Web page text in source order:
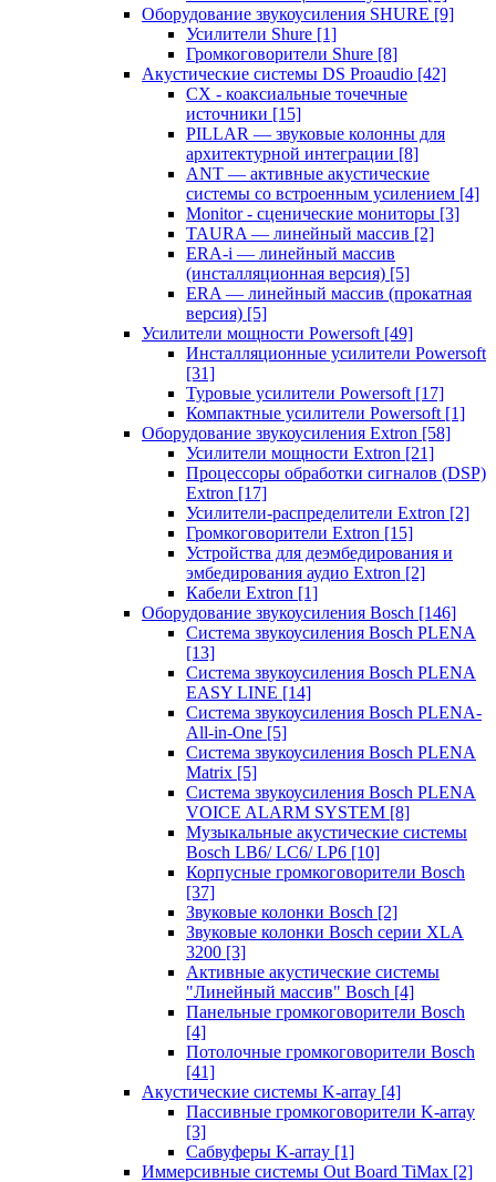
Оборудование звукоусиления SHURE [9]
Усилители Shure [1]
Громкоговорители Shure [8]
Акустические системы DS Proaudio [42]
CX - коаксиальные точечные
источники [15]
PILLAR — звуковые колонны для
архитектурной интеграции [8]
ANT — активные акустические
системы со встроенным усилением [4]
Monitor - сценические мониторы [3]
TAURA — линейный массив [2]
ERA-i — линейный массив
(инсталляционная версия) [5]
ERA — линейный массив (прокатная
версия) [5]
Усилители мощности Powersoft [49]
Инсталляционные усилители Powersoft
[31]
Туровые усилители Powersoft [17]
Компактные усилители Powersoft [1]
Оборудование звукоусиления Extron [58]
Усилители мощности Extron [21]
Процессоры обработки сигналов (DSP)
Extron [17]
Усилители-распределители Extron [2]
Громкоговорители Extron [15]
Устройства для деэмбедирования и
эмбедирования аудио Extron [2]
Кабели Extron [1]
Оборудование звукоусиления Bosch [146]
Система звукоусиления Bosch PLENA
[13]
Система звукоусиления Bosch PLENA
EASY LINE [14]
Система звукоусиления Bosch PLENA-
All-in-One [5]
Система звукоусиления Bosch PLENA
Matrix [5]
Система звукоусиления Bosch PLENA
VOICE ALARM SYSTEM [8]
Музыкальные акустические системы
Bosch LB6/ LC6/ LP6 [10]
Корпусные громкоговорители Bosch
[37]
Звуковые колонки Bosch [2]
Звуковые колонки Bosch серии XLA
3200 [3]
Активные акустические системы
"Линейный массив" Bosch [4]
Панельные громкоговорители Bosch
[4]
Потолочные громкоговорители Bosch
[41]
Акустические системы K-array [4]
Пассивные громкоговорители K-array
[3]
Сабвуферы K-array [1]
Иммерсивные системы Out Board TiMax [2]